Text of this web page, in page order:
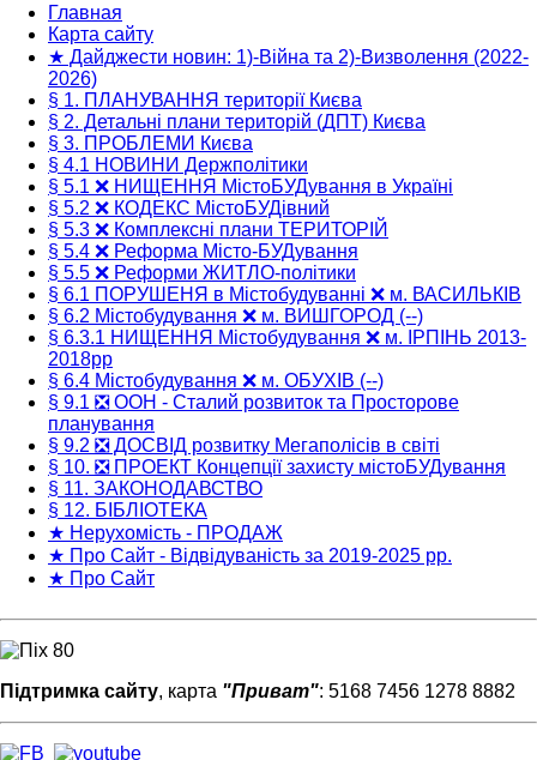
Главная
Карта сайту
★ Дайджести новин: 1)-Війна та 2)-Визволення (2022-
2026)
§ 1. ПЛАНУВАННЯ території Києва
§ 2. Детальні плани територій (ДПТ) Києва
§ 3. ПРОБЛЕМИ Києва
§ 4.1 НОВИНИ Держполітики
§ 5.1 ❌ НИЩЕННЯ МістоБУДування в Україні
§ 5.2 ❌ КОДЕКС МістоБУДівний
§ 5.3 ❌ Комплексні плани ТЕРИТОРІЙ
§ 5.4 ❌ Реформа Місто-БУДування
§ 5.5 ❌ Реформи ЖИТЛО-політики
§ 6.1 ПОРУШЕНЯ в Містобудуванні ❌ м. ВАСИЛЬКІВ
§ 6.2 Містобудування ❌ м. ВИШГОРОД (--)
§ 6.3.1 НИЩЕННЯ Містобудування ❌ м. ІРПІНЬ 2013-
2018рр
§ 6.4 Містобудування ❌ м. ОБУХІВ (--)
§ 9.1 ❎ ООН - Сталий розвиток та Просторове
планування
§ 9.2 ❎ ДОСВІД розвитку Мегаполісів в світі
§ 10. ❎ ПРОЕКТ Концепції захисту містоБУДування
§ 11. ЗАКОНОДАВСТВО
§ 12. БІБЛІОТЕКА
★ Нерухомість - ПРОДАЖ
★ Про Сайт - Відвідуваність за 2019-2025 рр.
★ Про Сайт
Підтримка сайту, карта "Приват": 5168 7456 1278 8882